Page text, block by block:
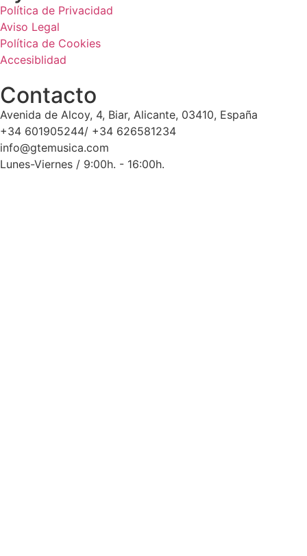
Política de Privacidad
Aviso Legal
Política de Cookies
Accesiblidad
Contacto
Avenida de Alcoy, 4, Biar, Alicante, 03410, España
+34 601905244/ +34 626581234
info@gtemusica.com
Lunes-Viernes / 9:00h. - 16:00h.